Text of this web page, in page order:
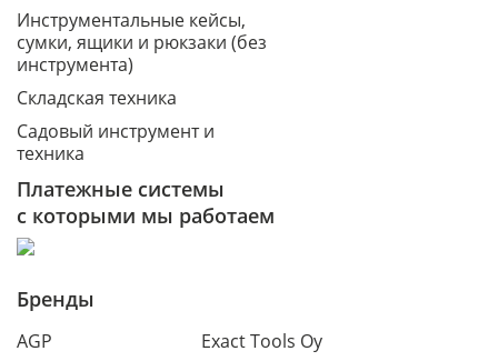
Инструментальные кейсы,
сумки, ящики и рюкзаки (без
инструмента)
Складская техника
Садовый инструмент и
техника
Платежные системы
с которыми мы работаем
Бренды
AGP
Exact Tools Oy